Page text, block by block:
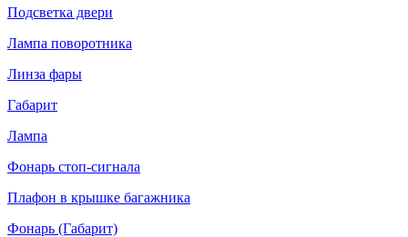
Подсветка двери
Лампа поворотника
Линза фары
Габарит
Лампа
Фонарь стоп-сигнала
Плафон в крышке багажника
Фонарь (Габарит)